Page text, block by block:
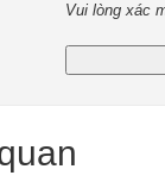
Vui lòng xác